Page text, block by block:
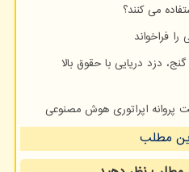
می کنند؟
فراخواند
دزد دریایی با حقوق بالا
مطلب